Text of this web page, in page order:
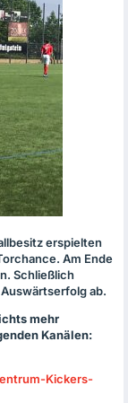
erspielten
Am Ende
Schließlich
ab.
mehr
Kanälen:
Kickers-